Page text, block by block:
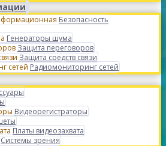
Безопасность
Генераторы шума
Защита переговоров
Защита средств связи
Радиомониторинг сетей
Видеорегистраторы
Платы видеозахвата
Системы зрения